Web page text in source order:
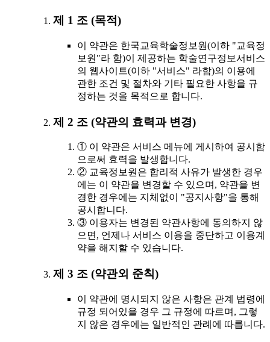
제 1 조 (목적)
이 약관은 한국교육학술정보원(이하 "교육정
보원"라 함)이 제공하는 학술연구정보서비스
의 웹사이트(이하 "서비스" 라함)의 이용에
관한 조건 및 절차와 기타 필요한 사항을 규
정하는 것을 목적으로 합니다.
제 2 조 (약관의 효력과 변경)
① 이 약관은 서비스 메뉴에 게시하여 공시함
으로써 효력을 발생합니다.
② 교육정보원은 합리적 사유가 발생한 경우
에는 이 약관을 변경할 수 있으며, 약관을 변
경한 경우에는 지체없이 "공지사항"을 통해
공시합니다.
③ 이용자는 변경된 약관사항에 동의하지 않
으면, 언제나 서비스 이용을 중단하고 이용계
약을 해지할 수 있습니다.
제 3 조 (약관외 준칙)
이 약관에 명시되지 않은 사항은 관계 법령에
규정 되어있을 경우 그 규정에 따르며, 그렇
지 않은 경우에는 일반적인 관례에 따릅니다.